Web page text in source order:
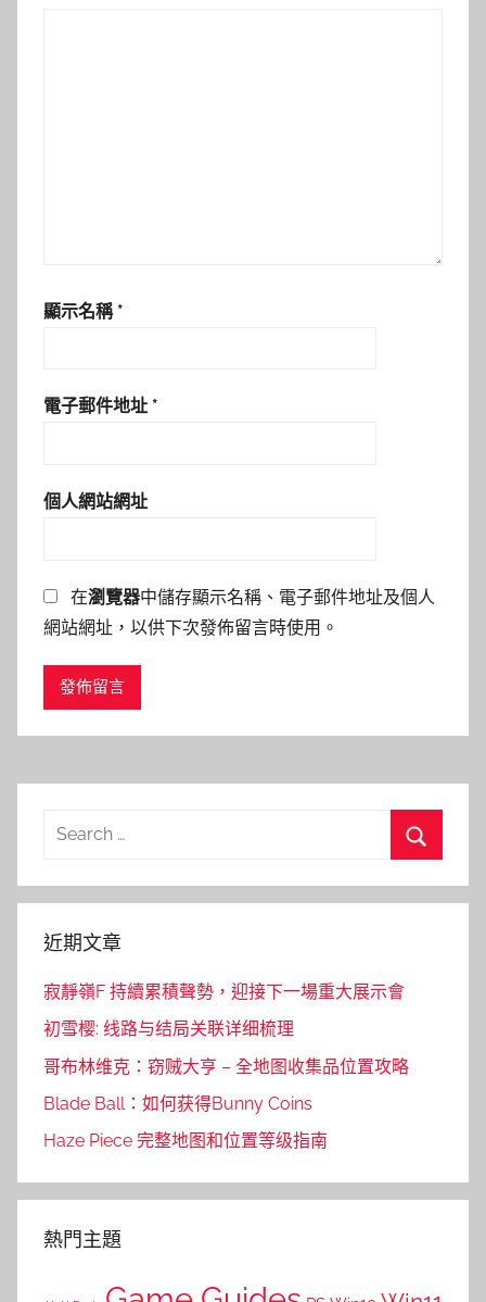
顯示名稱 *
電子郵件地址 *
個人網站網址
在瀏覽器中儲存顯示名稱、電子郵件地址及個人
網站網址，以供下次發佈留言時使用。
Search
近期文章
寂靜嶺F 持續累積聲勢，迎接下一場重大展示會
初雪樱: 线路与结局关联详细梳理
哥布林维克：窃贼大亨 – 全地图收集品位置攻略
Blade Ball：如何获得Bunny Coins
Haze Piece 完整地图和位置等级指南
熱門主題